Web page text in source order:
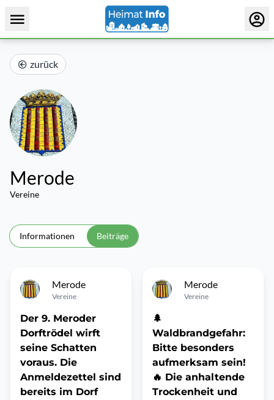
zurück
Merode
Vereine
Informationen Beiträge
Merode
Vereine
Der 9. Meroder
Dorftrödel wirft
seine Schatten
voraus. Die
Anmeldezettel sind
bereits im Dorf
Merode
Vereine
🌲
Waldbrandgefahr:
Bitte besonders
aufmerksam sein!
🔥 Die anhaltende
Trockenheit und